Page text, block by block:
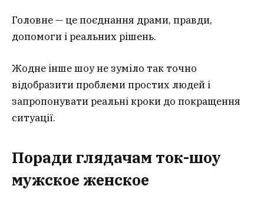
Головне — це поєднання драми, правди,
допомоги і реальних рішень.
Жодне інше шоу не зуміло так точно
відобразити проблеми простих людей і
запропонувати реальні кроки до покращення
ситуації.
Поради глядачам ток-шоу
мужское женское